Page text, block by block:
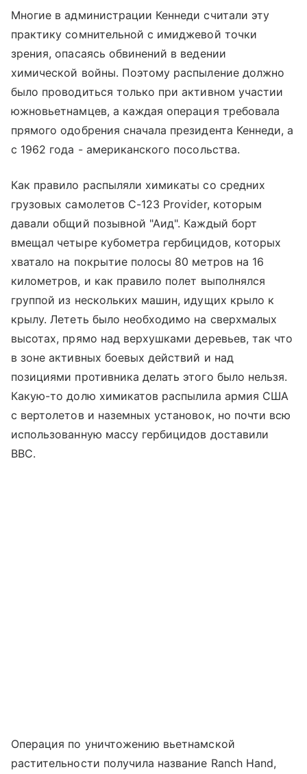
Многие в администрации Кеннеди считали эту
практику сомнительной с имиджевой точки
зрения, опасаясь обвинений в ведении
химической войны. Поэтому распыление должно
было проводиться только при активном участии
южновьетнамцев, а каждая операция требовала
прямого одобрения сначала президента Кеннеди, а
с 1962 года - американского посольства.
Как правило распыляли химикаты со средних
грузовых самолетов C-123 Provider, которым
давали общий позывной "Аид". Каждый борт
вмещал четыре кубометра гербицидов, которых
хватало на покрытие полосы 80 метров на 16
километров, и как правило полет выполнялся
группой из нескольких машин, идущих крыло к
крылу. Лететь было необходимо на сверхмалых
высотах, прямо над верхушками деревьев, так что
в зоне активных боевых действий и над
позициями противника делать этого было нельзя.
Какую-то долю химикатов распылила армия США
с вертолетов и наземных установок, но почти всю
использованную массу гербицидов доставили
ВВС.
Операция по уничтожению вьетнамской
растительности получила название Ranch Hand,